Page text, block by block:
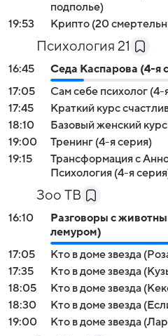
подполье)
19:53
Крипто (20
Психология 21
16:45
Седа Каспарова (4-я
17:05
Сам себе психолог (4-
17:45
Краткий курс
18:10
Базовый женский
19:00
Тренинг (4-я серия)
19:15
Трансформация с
Психология (4-я
Зоо ТВ
16:10
Разговоры с
лемуром)
17:05
Кто в доме звезда
17:35
Кто в доме звезда
18:05
Кто в доме звезда
18:30
Кто в доме звезда
19:00
Кто в доме звезда